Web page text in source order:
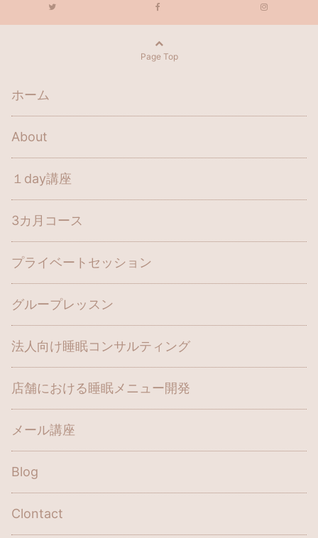
Page Top
ホーム
About
１day講座
3カ月コース
プライベートセッション
グループレッスン
法人向け睡眠コンサルティング
店舗における睡眠メニュー開発
メール講座
Blog
Clontact